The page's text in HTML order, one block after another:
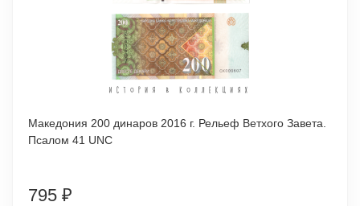
Македония 200 динаров 2016 г. Рельеф Ветхого Завета.
Псалом 41 UNC
795 ₽